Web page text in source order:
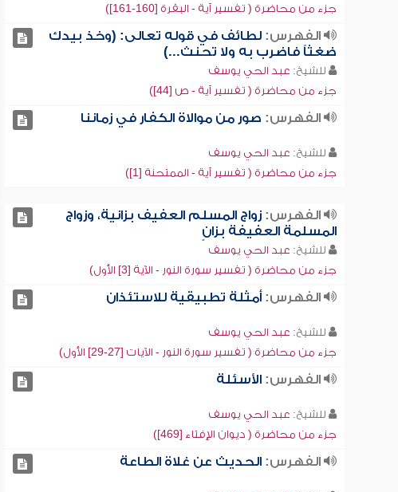
جزء من محاضرة ( تفسير آية - البقرة [160-161])
الفهرس:لطائف في قوله تعالى: (وخذ بيدك
ضغثاً فاضرب به ولا تحنث...)
للشيخ: عبد الحي يوسف
جزء من محاضرة ( تفسير آية - ص [44])
الفهرس: صور من موالاة الكفار في زماننا
للشيخ: عبد الحي يوسف
جزء من محاضرة ( تفسير آية - الممتحنة [1])
الفهرس:زواج المسلم العفيف بزانية، وزواج
المسلمة العفيفة بزانٍ
للشيخ: عبد الحي يوسف
جزء من محاضرة ( تفسير سورة النور - الآية [3] الأول)
الفهرس:أمثلة تطبيقية للاستئذان
للشيخ: عبد الحي يوسف
جزء من محاضرة ( تفسير سورة النور - الآيات [27-29] الأول)
الفهرس:الأسئلة
للشيخ: عبد الحي يوسف
جزء من محاضرة ( ديوان الإفتاء [469])
الفهرس:الحديث عن غلاة الطاعة